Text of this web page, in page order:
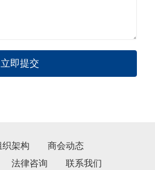
立即提交
织架构
商会动态
法律咨询 联系我们